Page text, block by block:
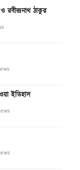
রবীন্দ্রনাথ ঠাকুর
ইতিহাস